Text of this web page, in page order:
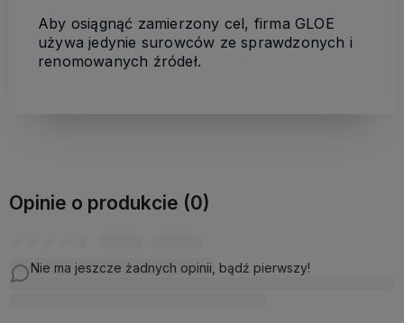
Aby osiągnąć zamierzony cel, firma GLOE
używa jedynie surowców ze sprawdzonych i
renomowanych źródeł.
Opinie o produkcie (0)
Nie ma jeszcze żadnych opinii, bądź pierwszy!